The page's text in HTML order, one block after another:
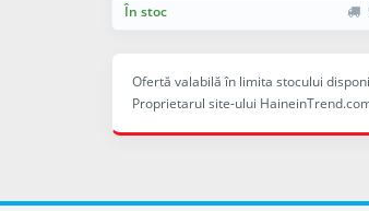
În stoc
Ofertă valabilă în limita stocului
Proprietarul site-ului